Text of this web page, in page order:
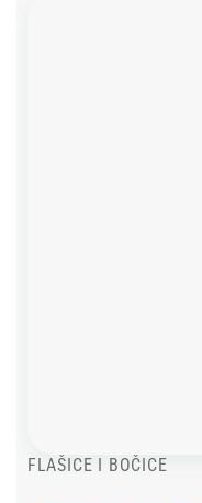
FLAŠICE I BOČICE